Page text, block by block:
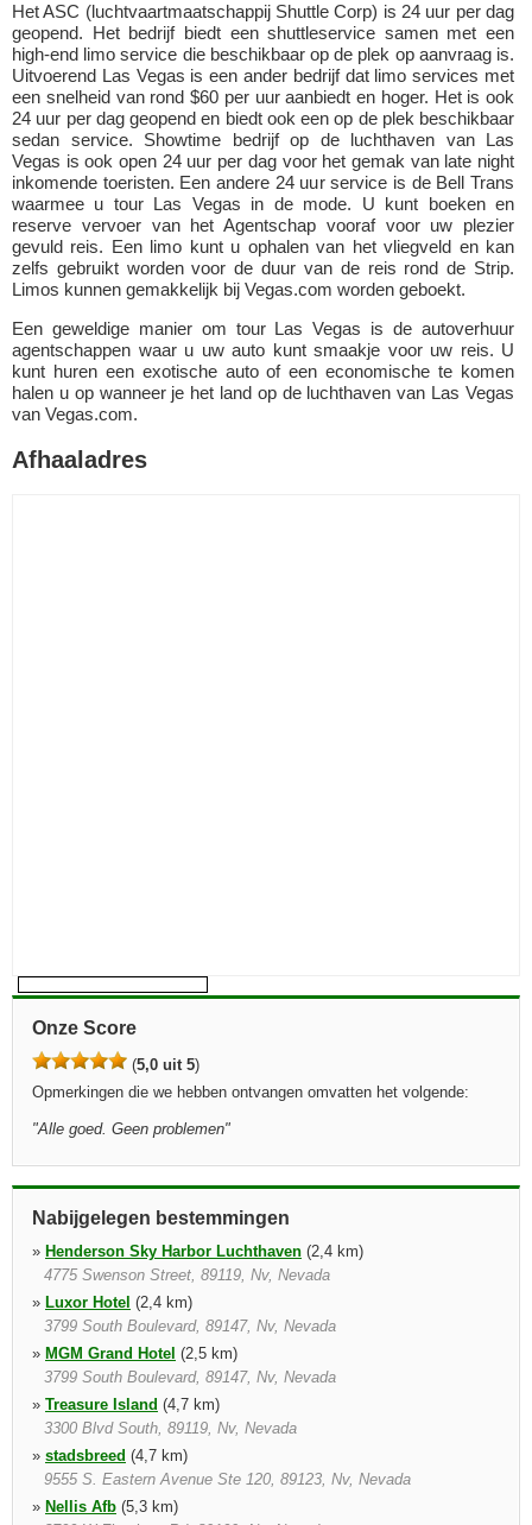
Het ASC (luchtvaartmaatschappij Shuttle Corp) is 24 uur per dag
geopend. Het bedrijf biedt een shuttleservice samen met een
high-end limo service die beschikbaar op de plek op aanvraag is.
Uitvoerend Las Vegas is een ander bedrijf dat limo services met
een snelheid van rond $60 per uur aanbiedt en hoger. Het is ook
24 uur per dag geopend en biedt ook een op de plek beschikbaar
sedan service. Showtime bedrijf op de luchthaven van Las
Vegas is ook open 24 uur per dag voor het gemak van late night
inkomende toeristen. Een andere 24 uur service is de Bell Trans
waarmee u tour Las Vegas in de mode. U kunt boeken en
reserve vervoer van het Agentschap vooraf voor uw plezier
gevuld reis. Een limo kunt u ophalen van het vliegveld en kan
zelfs gebruikt worden voor de duur van de reis rond de Strip.
Limos kunnen gemakkelijk bij Vegas.com worden geboekt.
Een geweldige manier om tour Las Vegas is de autoverhuur
agentschappen waar u uw auto kunt smaakje voor uw reis. U
kunt huren een exotische auto of een economische te komen
halen u op wanneer je het land op de luchthaven van Las Vegas
van Vegas.com.
Afhaaladres
Onze Score
(5,0 uit 5)
Opmerkingen die we hebben ontvangen omvatten het volgende:
"Alle goed. Geen problemen"
Nabijgelegen bestemmingen
» Henderson Sky Harbor Luchthaven (2,4 km)
4775 Swenson Street, 89119, Nv, Nevada
» Luxor Hotel (2,4 km)
3799 South Boulevard, 89147, Nv, Nevada
» MGM Grand Hotel (2,5 km)
3799 South Boulevard, 89147, Nv, Nevada
» Treasure Island (4,7 km)
3300 Blvd South, 89119, Nv, Nevada
» stadsbreed (4,7 km)
9555 S. Eastern Avenue Ste 120, 89123, Nv, Nevada
» Nellis Afb (5,3 km)